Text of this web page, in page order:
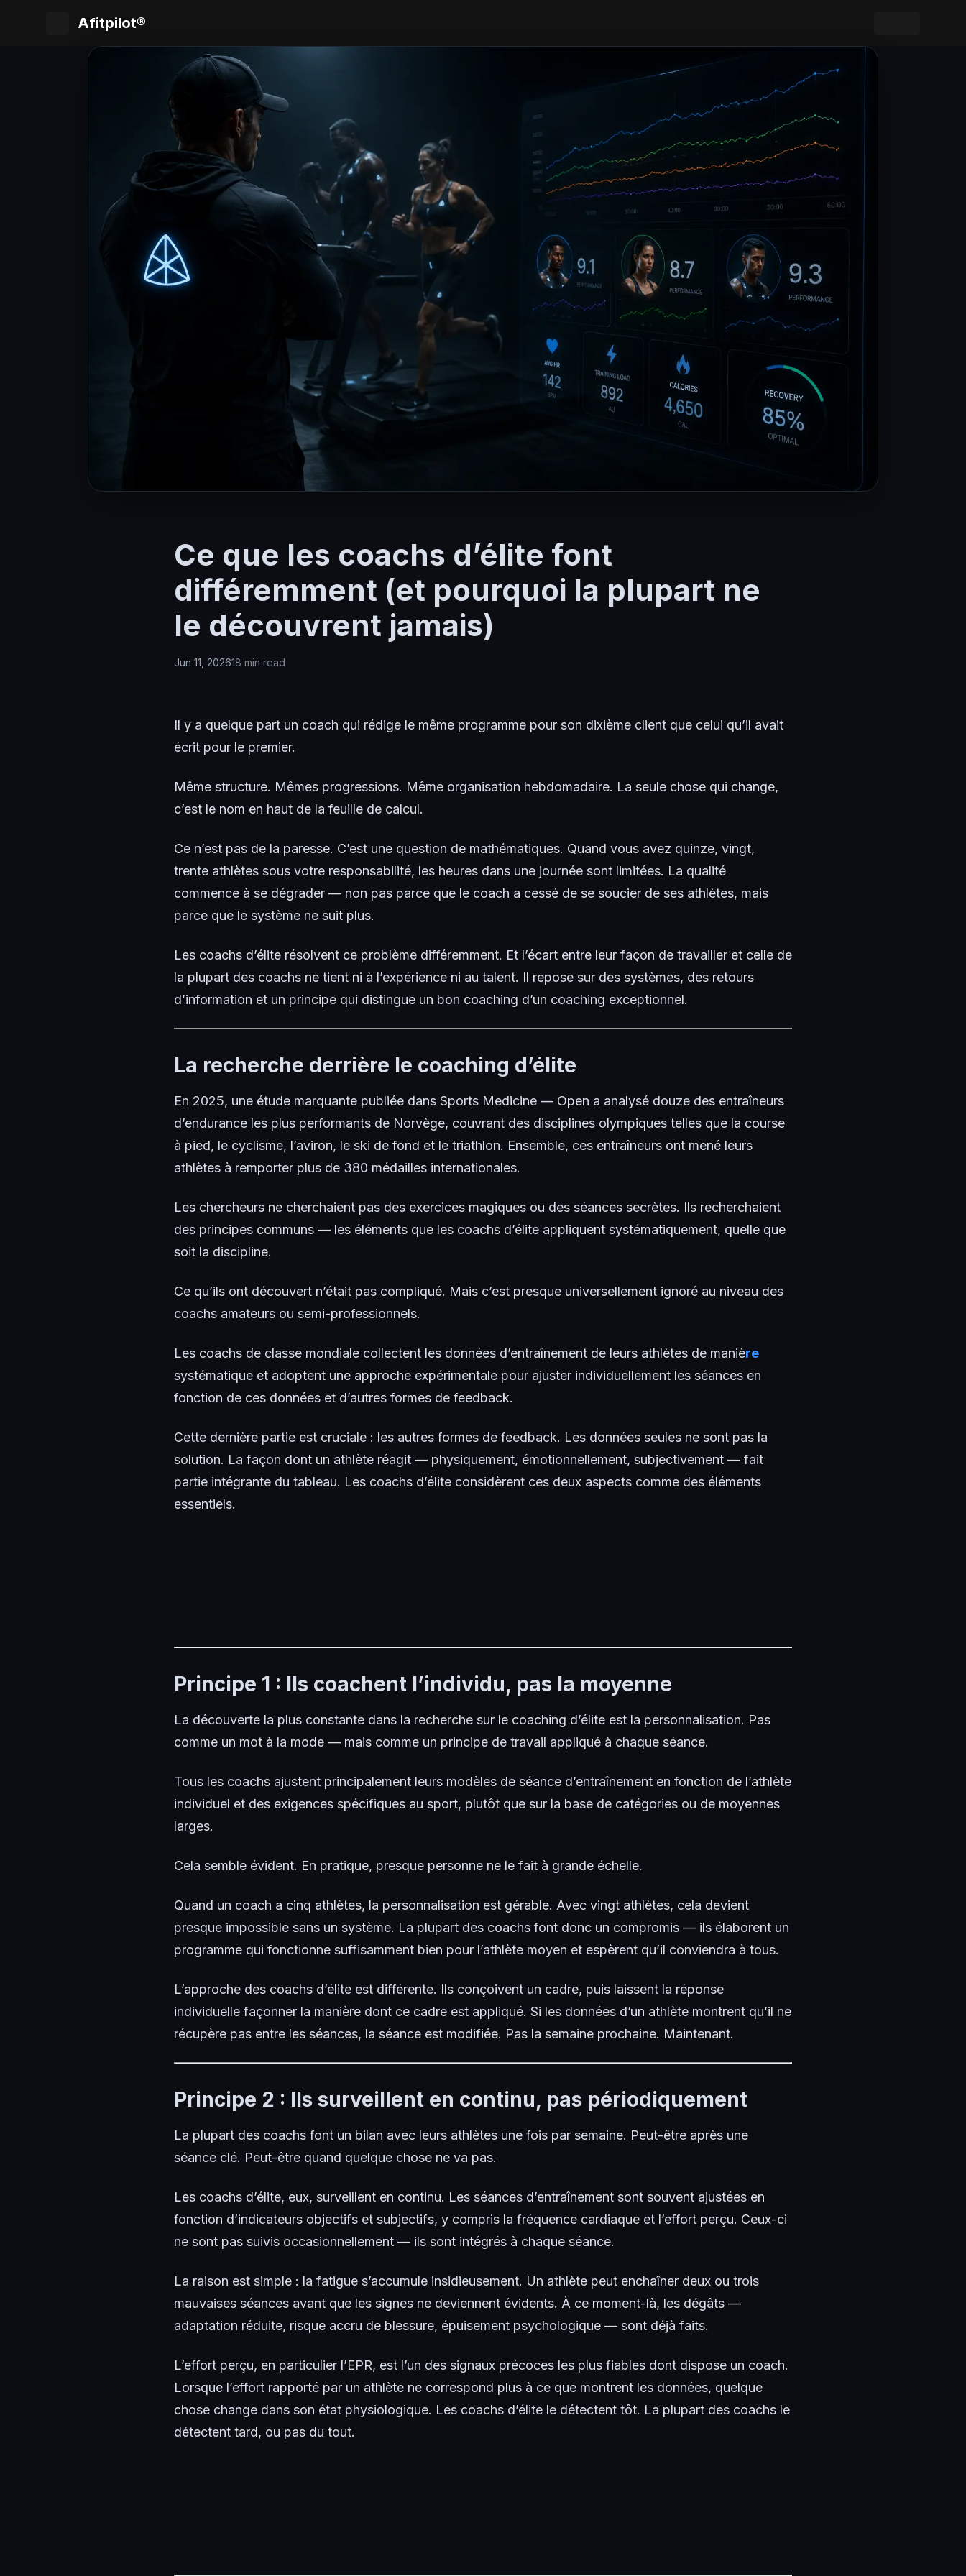
Afitpilot®
Ce que les coachs d’élite font
différemment (et pourquoi la plupart ne
le découvrent jamais)
Jun 11, 202618 min read
Il y a quelque part un coach qui rédige le même programme pour son dixième client que celui qu’il avait
écrit pour le premier.
Même structure. Mêmes progressions. Même organisation hebdomadaire. La seule chose qui change,
c’est le nom en haut de la feuille de calcul.
Ce n’est pas de la paresse. C’est une question de mathématiques. Quand vous avez quinze, vingt,
trente athlètes sous votre responsabilité, les heures dans une journée sont limitées. La qualité
commence à se dégrader — non pas parce que le coach a cessé de se soucier de ses athlètes, mais
parce que le système ne suit plus.
Les coachs d’élite résolvent ce problème différemment. Et l’écart entre leur façon de travailler et celle de
la plupart des coachs ne tient ni à l’expérience ni au talent. Il repose sur des systèmes, des retours
d’information et un principe qui distingue un bon coaching d’un coaching exceptionnel.
La recherche derrière le coaching d’élite
En 2025, une étude marquante publiée dans Sports Medicine — Open a analysé douze des entraîneurs
d’endurance les plus performants de Norvège, couvrant des disciplines olympiques telles que la course
à pied, le cyclisme, l’aviron, le ski de fond et le triathlon. Ensemble, ces entraîneurs ont mené leurs
athlètes à remporter plus de 380 médailles internationales.
Les chercheurs ne cherchaient pas des exercices magiques ou des séances secrètes. Ils recherchaient
des principes communs — les éléments que les coachs d’élite appliquent systématiquement, quelle que
soit la discipline.
Ce qu’ils ont découvert n’était pas compliqué. Mais c’est presque universellement ignoré au niveau des
coachs amateurs ou semi-professionnels.
Les coachs de classe mondiale collectent les données d’entraînement de leurs athlètes de manière
systématique et adoptent une approche expérimentale pour ajuster individuellement les séances en
fonction de ces données et d’autres formes de feedback.
Cette dernière partie est cruciale : les autres formes de feedback. Les données seules ne sont pas la
solution. La façon dont un athlète réagit — physiquement, émotionnellement, subjectivement — fait
partie intégrante du tableau. Les coachs d’élite considèrent ces deux aspects comme des éléments
essentiels.
Principe 1 : Ils coachent l’individu, pas la moyenne
La découverte la plus constante dans la recherche sur le coaching d’élite est la personnalisation. Pas
comme un mot à la mode — mais comme un principe de travail appliqué à chaque séance.
Tous les coachs ajustent principalement leurs modèles de séance d’entraînement en fonction de l’athlète
individuel et des exigences spécifiques au sport, plutôt que sur la base de catégories ou de moyennes
larges.
Cela semble évident. En pratique, presque personne ne le fait à grande échelle.
Quand un coach a cinq athlètes, la personnalisation est gérable. Avec vingt athlètes, cela devient
presque impossible sans un système. La plupart des coachs font donc un compromis — ils élaborent un
programme qui fonctionne suffisamment bien pour l’athlète moyen et espèrent qu’il conviendra à tous.
L’approche des coachs d’élite est différente. Ils conçoivent un cadre, puis laissent la réponse
individuelle façonner la manière dont ce cadre est appliqué. Si les données d’un athlète montrent qu’il ne
récupère pas entre les séances, la séance est modifiée. Pas la semaine prochaine. Maintenant.
Principe 2 : Ils surveillent en continu, pas périodiquement
La plupart des coachs font un bilan avec leurs athlètes une fois par semaine. Peut-être après une
séance clé. Peut-être quand quelque chose ne va pas.
Les coachs d’élite, eux, surveillent en continu. Les séances d’entraînement sont souvent ajustées en
fonction d’indicateurs objectifs et subjectifs, y compris la fréquence cardiaque et l’effort perçu. Ceux-ci
ne sont pas suivis occasionnellement — ils sont intégrés à chaque séance.
La raison est simple : la fatigue s’accumule insidieusement. Un athlète peut enchaîner deux ou trois
mauvaises séances avant que les signes ne deviennent évidents. À ce moment-là, les dégâts —
adaptation réduite, risque accru de blessure, épuisement psychologique — sont déjà faits.
L’effort perçu, en particulier l’EPR, est l’un des signaux précoces les plus fiables dont dispose un coach.
Lorsque l’effort rapporté par un athlète ne correspond plus à ce que montrent les données, quelque
chose change dans son état physiologique. Les coachs d’élite le détectent tôt. La plupart des coachs le
détectent tard, ou pas du tout.